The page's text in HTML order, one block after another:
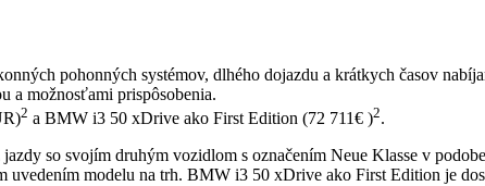
pohonných systémov, dlhého dojazdu a krátkych časov
a možnosťami prispôsobenia.
2 a BMW i3 50 xDrive ako First Edition (72 711€ )2.
so svojím druhým vozidlom s označením Neue Klasse v
modelu na trh. BMW i3 50 xDrive ako First Edition je